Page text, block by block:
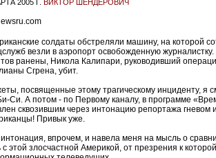
2005 Г. ВИКТОР ШЕНДЕРОВИЧ
солдаты обстреляли машину, на которой
везли в аэропорт освобожденную
ранены, Никола Калипари, руководивший
Сгрена, убит.
посвященные этому трагическому инциденту, я
Си. А потом - по Первому каналу, в программе
сквозившим через интонацию репортажа гневом
Привык уже.
впрочем, и навела меня на мысль о
с этой злосчастной Америкой, от презрения к